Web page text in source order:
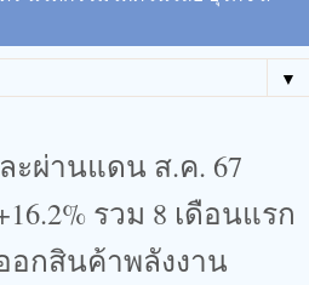
▼
ผ่านแดน ส.ค. 67
รวม 8 เดือนแรก
อกสินค้าพลังงาน